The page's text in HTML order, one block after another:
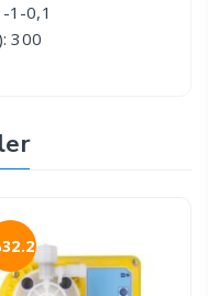
1-0,1
300